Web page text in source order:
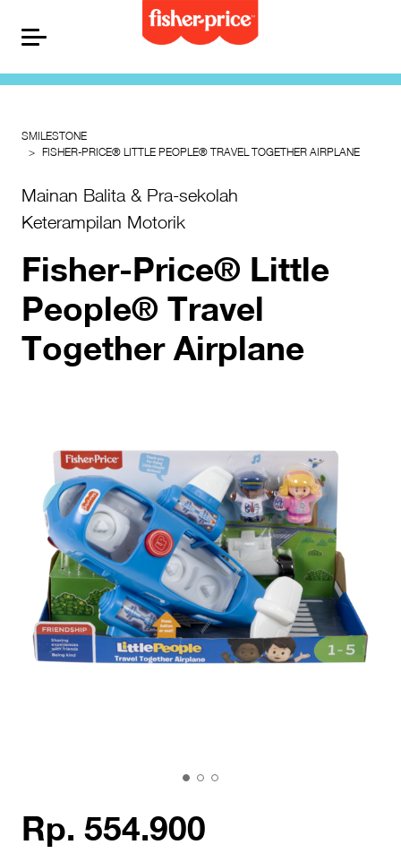
SMILESTONE
FISHER-PRICE® LITTLE PEOPLE® TRAVEL TOGETHER AIRPLANE
Mainan Balita & Pra-sekolah
Keterampilan Motorik
Fisher-Price® Little
People® Travel
Together Airplane
Rp. 554.900